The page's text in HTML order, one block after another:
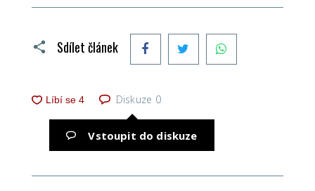
Sdílet článek FacebookTwitter
Diskuze 0
Vstoupit do diskuze